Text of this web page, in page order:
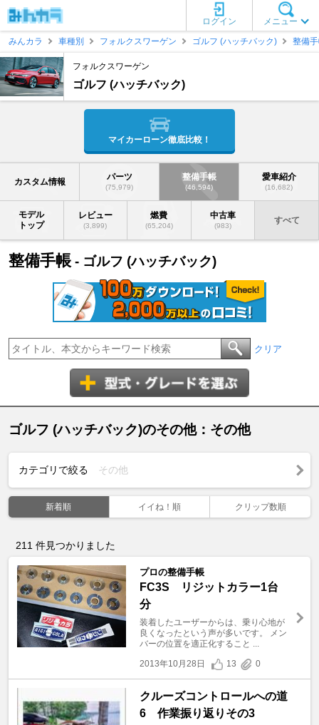
メニュー
ログイン
みんカラ
車種別 フォルクスワーゲン ゴルフ (ハッチバック) 整備
フォルクスワーゲン
ゴルフ (ハッチバック)
マイカーローン徹底比較！
カスタム情報 パーツ
(75,979)
整備手帳
(46,594)
愛車紹介
(16,682)
モデル
トップ
レビュー
(3,899)
燃費
(65,204)
中古車
(983)
すべて
整備手帳 - ゴルフ (ハッチバック)
クリア
ゴルフ (ハッチバック)のその他：その他
カテゴリで絞る その他
新着順 イイね！順 クリップ数順
211 件見つかりました
プロの整備手帳
FC3S リジットカラー1台
分
装着したユーザーからは、乗り心地が
良くなったという声が多いです。 メン
バーの位置を適正化すること ...
2013年10月28日
13 0
クルーズコントロールへの道
6 作業振り返りその3